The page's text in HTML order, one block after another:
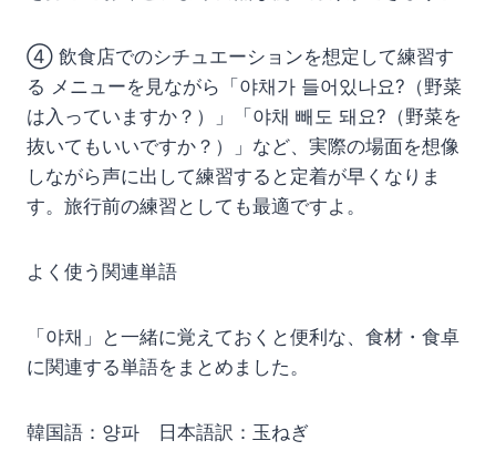
④ 飲食店でのシチュエーションを想定して練習す
る メニューを見ながら「야채가 들어있나요?（野菜
は入っていますか？）」「야채 빼도 돼요?（野菜を
抜いてもいいですか？）」など、実際の場面を想像
しながら声に出して練習すると定着が早くなりま
す。旅行前の練習としても最適ですよ。
よく使う関連単語
「야채」と一緒に覚えておくと便利な、食材・食卓
に関連する単語をまとめました。
韓国語：양파 日本語訳：玉ねぎ